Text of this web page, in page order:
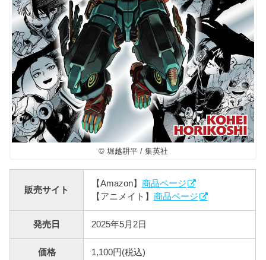
© 堀越耕平 / 集英社
販売サイト
【Amazon】 商品ページ
【アニメイト】 商品ページ
発売日 2025年5月2日
価格 1,100円(税込)